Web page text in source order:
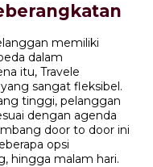
memiliki
dalam
itu, Travele
sangat fleksibel.
tinggi, pelanggan
dengan agenda
door to door ini
opsi
hingga malam hari.